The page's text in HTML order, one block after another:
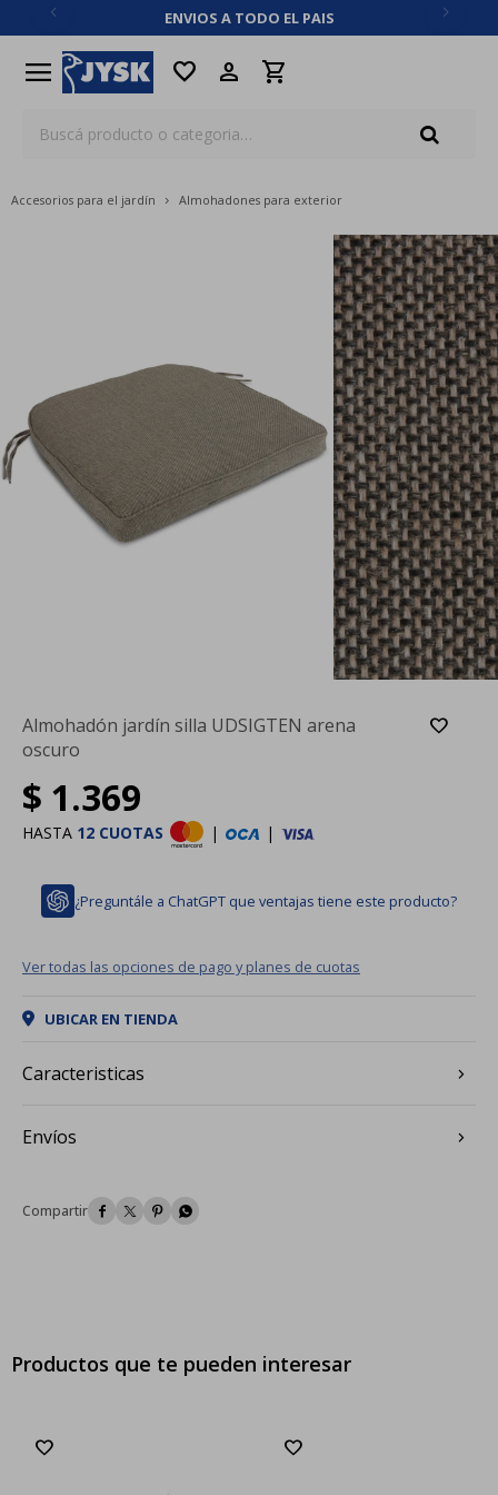
ENVIOS A TODO EL PAIS
menu favorite
Accesorios para el jardín Almohadones para exterior
Almohadón jardín silla UDSIGTEN arena
oscuro
$ 1.369
HASTA 12 CUOTAS | |
¿Preguntále a ChatGPT que ventajas tiene este producto?
Ver todas las opciones de pago y planes de cuotas
UBICAR EN TIENDA
Caracteristicas
Envíos
   
Productos que te pueden interesar
close